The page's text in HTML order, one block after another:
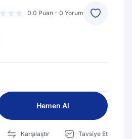
0.0 Puan - 0 Yorum
Hemen Al
Karşılaştır Tavsiye Et